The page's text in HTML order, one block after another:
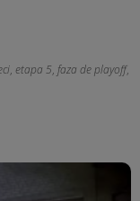
, etapa 5, faza de playoff,